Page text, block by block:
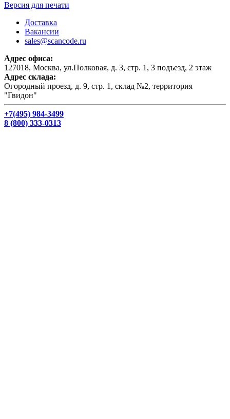
Версия для печати
Доставка
Вакансии
sales@scancode.ru
Адрес офиса:
127018, Москва, ул.Полковая, д. 3, стр. 1, 3 подъезд, 2 этаж
Адрес склада:
Огородный проезд, д. 9, стр. 1, склад №2, территория
"Гвидон"
+7(495) 984-3499
8 (800) 333-0313